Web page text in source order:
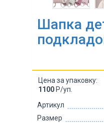
Шапка
Артикул
Размер
Цена за упаковку:
1100 Р/уп.